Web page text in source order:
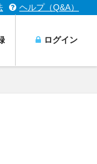
ヘルプ（Q&A）
ログイン